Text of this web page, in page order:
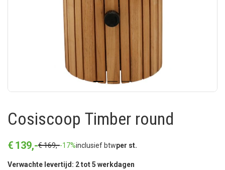
Cosiscoop Timber round
€ 139,-€169,--17%inclusief btwper st.
Verwachte levertijd: 2 tot 5 werkdagen